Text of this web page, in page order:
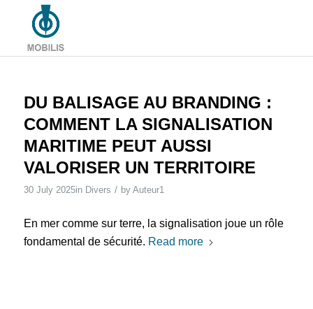
DU BALISAGE AU BRANDING :
COMMENT LA SIGNALISATION
MARITIME PEUT AUSSI
VALORISER UN TERRITOIRE
30 July 2025in Divers / by Auteur1
En mer comme sur terre, la signalisation joue un rôle
fondamental de sécurité. Read more